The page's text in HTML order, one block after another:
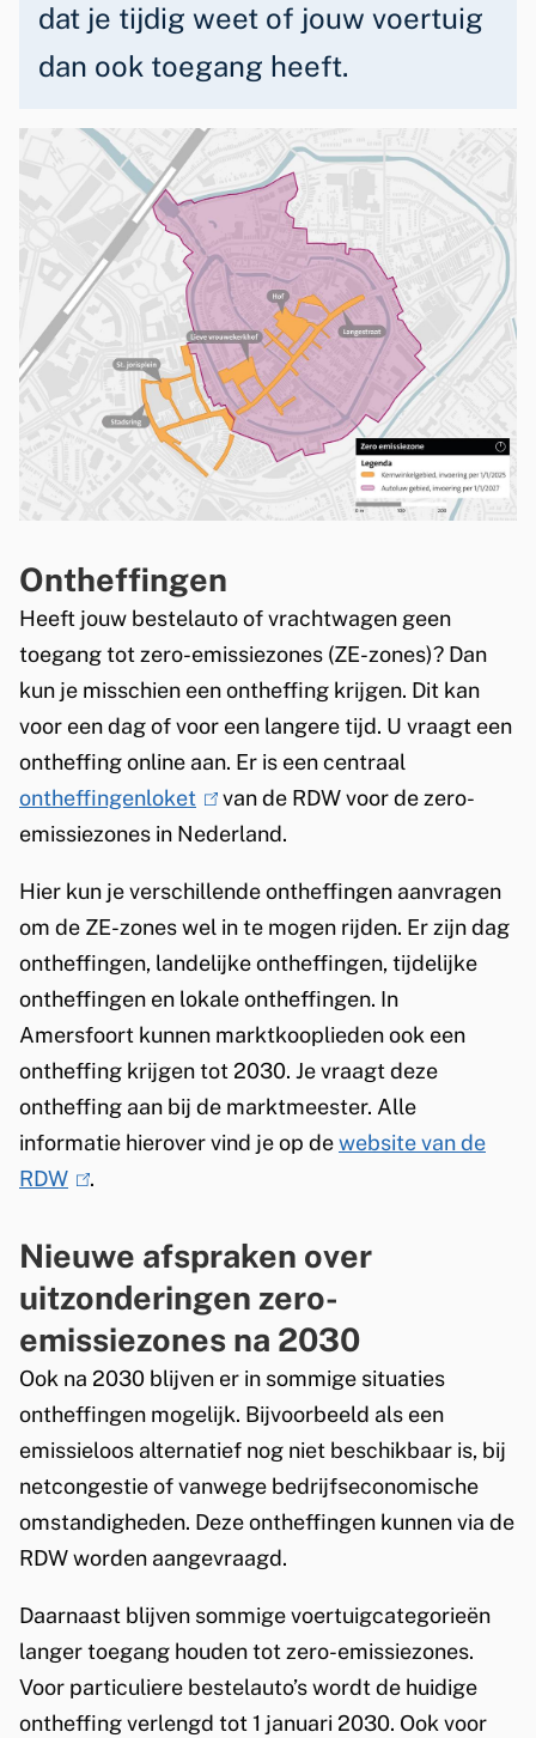
r
dat je tijdig weet of jouw voertuig
dan ook toegang heeft.
Ontheffingen
Heeft jouw bestelauto of vrachtwagen geen
toegang tot zero-emissiezones (ZE-zones)? Dan
kun je misschien een ontheffing krijgen. Dit kan
voor een dag of voor een langere tijd. U vraagt een
ontheffing online aan. Er is een centraal
ontheffingenloket
l
n
k
i
s
e
x
t
e
)
van de RDW voor de zero-
emissiezones in Nederland.
Hier kun je verschillende ontheffingen aanvragen
om de ZE-zones wel in te mogen rijden. Er zijn dag
ontheffingen, landelijke ontheffingen, tijdelijke
ontheffingen en lokale ontheffingen. In
Amersfoort kunnen marktkooplieden ook een
ontheffing krijgen tot 2030. Je vraagt deze
ontheffing aan bij de marktmeester. Alle
informatie hierover vind je op dewebsite van de
RDW
i
n
k
i
s
e
x
t
e
n
)
.
Nieuwe afspraken over
uitzonderingen zero-
emissiezones na 2030
Ook na 2030 blijven er in sommige situaties
ontheffingen mogelijk. Bijvoorbeeld als een
emissieloos alternatief nog niet beschikbaar is, bij
netcongestie of vanwege bedrijfseconomische
omstandigheden. Deze ontheffingen kunnen via de
RDW worden aangevraagd.
Daarnaast blijven sommige voertuigcategorieën
langer toegang houden tot zero-emissiezones.
Voor particuliere bestelauto’s wordt de huidige
ontheffing verlengd tot 1 januari 2030. Ook voor